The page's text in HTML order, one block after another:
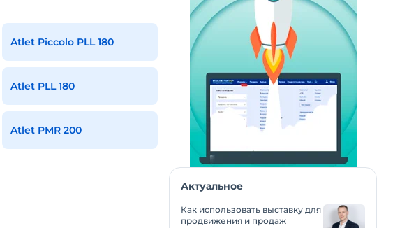
Atlet Piccolo PLL 180
Atlet PLL 180
Atlet PMR 200
Актуальное
Как использовать выставку для
продвижения и продаж